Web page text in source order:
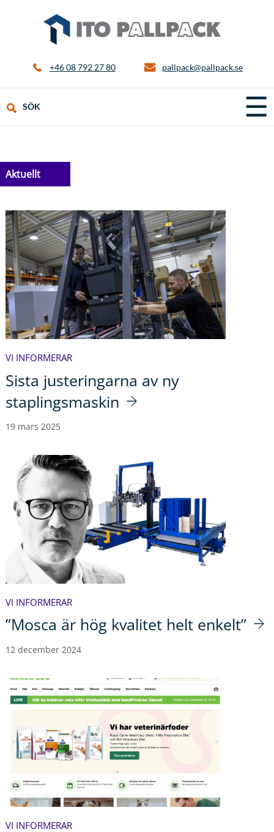
+46 08 792 27 80 pallpack@pallpack.se
☰
SÖK
Aktuellt
VI INFORMERAR
Sista justeringarna av ny
staplingsmaskin
19 mars 2025
VI INFORMERAR
”Mosca är hög kvalitet helt enkelt”
12 december 2024
VI INFORMERAR